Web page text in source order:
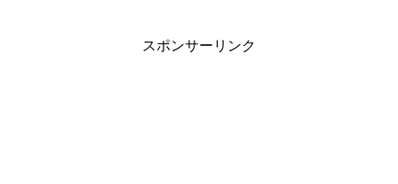
スポンサーリンク